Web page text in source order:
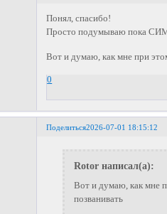
Понял, спасибо!
Просто подумываю пока
Вот и думаю, как мне при
0
Поделиться2026-07-01 18:15:12
Rotor написал(а):
Вот и думаю, как мне
позванивать